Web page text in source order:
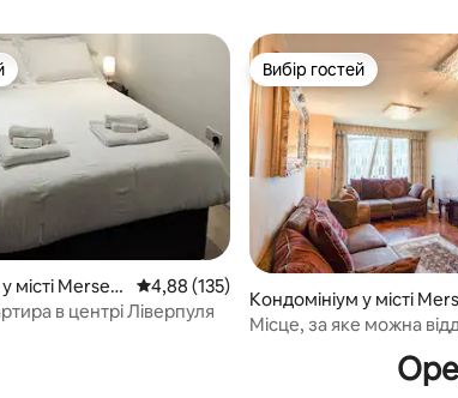
місті Mersey
Середня оцінка: 4,88 з 5, відгуки: 135
4,88 (135)
в центрі Ліверпуля
Вибір гостей
Вибір гостей
Кондомініум у місті
side
Місце, за яке можна